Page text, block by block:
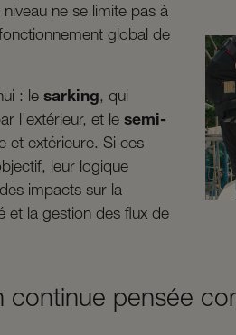
ne se limite pas à
global de
: le sarking, qui
l'extérieur, et le semi-
et extérieure. Si ces
leur logique
impacts sur la
et la gestion des flux de
continue pensée